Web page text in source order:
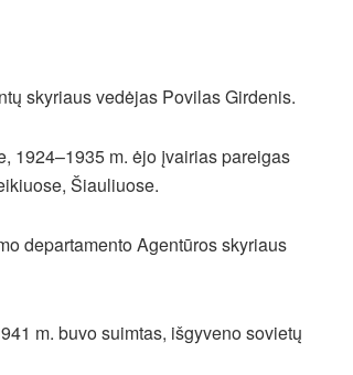
skyriaus vedėjas Povilas Girdenis.
1924–1935 m. ėjo įvairias pareigas
Šiauliuose.
departamento Agentūros skyriaus
m. buvo suimtas, išgyveno sovietų